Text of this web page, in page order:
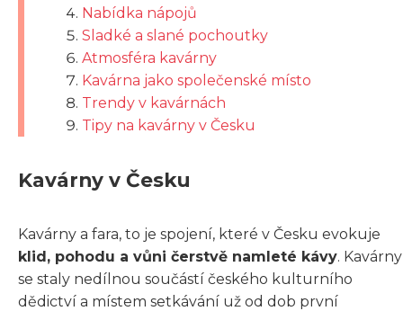
Nabídka nápojů
Sladké a slané pochoutky
Atmosféra kavárny
Kavárna jako společenské místo
Trendy v kavárnách
Tipy na kavárny v Česku
Kavárny v Česku
Kavárny a fara, to je spojení, které v Česku evokuje
klid, pohodu a vůni čerstvě namleté kávy. Kavárny
se staly nedílnou součástí českého kulturního
dědictví a místem setkávání už od dob první